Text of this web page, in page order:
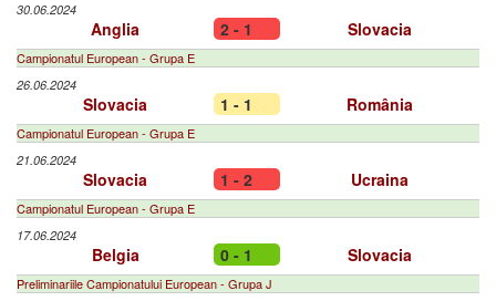
30.06.2024
Anglia 2 - 1 Slovacia
Campionatul European - Grupa E
26.06.2024
Slovacia 1 - 1 România
Campionatul European - Grupa E
21.06.2024
Slovacia 1 - 2 Ucraina
Campionatul European - Grupa E
17.06.2024
Belgia 0 - 1 Slovacia
Preliminariile Campionatului European - Grupa J